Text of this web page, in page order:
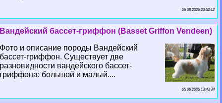
06 08 2026 20:52:12
Вандейский бассет-гриффон (Basset Griffon Vendeen)
Фото и описание породы Вандейский
бассет-гриффон. Существует две
разновидности вандейского бассет-
гриффона: большой и малый....
05 08 2026 13:43:34